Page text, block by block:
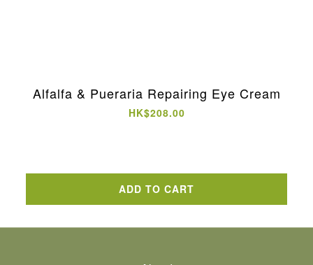
Alfalfa & Pueraria Repairing Eye Cream
HK$208.00
ADD TO CART